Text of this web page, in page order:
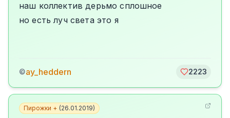
наш коллектив дерьмо сплошное
но есть луч света это я
©ay_heddern 2223
Пирожки + (26.01.2019)